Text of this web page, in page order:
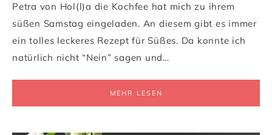
Petra von Hol(l)a die Kochfee hat mich zu ihrem
süßen Samstag eingeladen. An diesem gibt es immer
ein tolles leckeres Rezept für Süßes. Da konnte ich
natürlich nicht “Nein” sagen und…
MEHR LESEN